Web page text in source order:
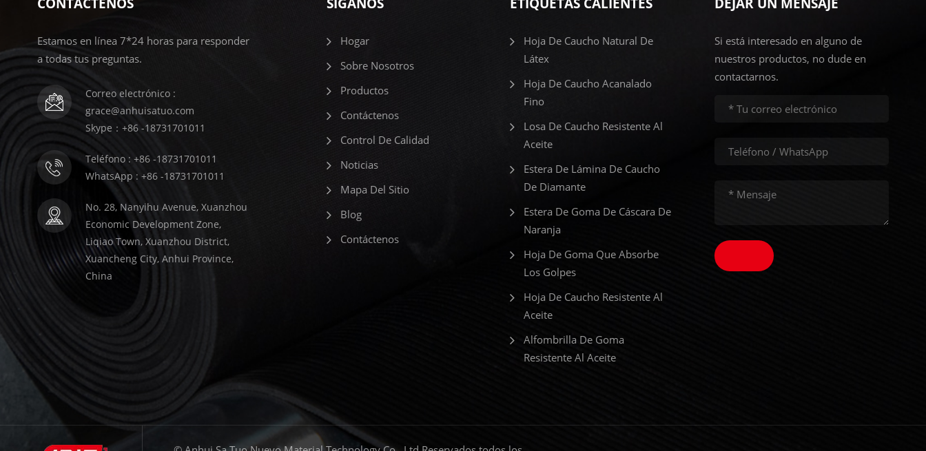
Estamos en línea 7*24 horas para responder
a todas tus preguntas.
Correo electrónico :
grace@anhuisatuo.com
Skype：+86 -18731701011
Teléfono : +86 -18731701011
WhatsApp : +86 -18731701011
No. 28, Nanyihu Avenue, Xuanzhou
Economic Development Zone,
Liqiao Town, Xuanzhou District,
Xuancheng City, Anhui Province,
China
Hogar
Sobre Nosotros
Productos
Contáctenos
Control De Calidad
Noticias
Mapa Del Sitio
Blog
Contáctenos
Hoja De Caucho Natural De
Látex
Hoja De Caucho Acanalado
Fino
Losa De Caucho Resistente Al
Aceite
Estera De Lámina De Caucho
De Diamante
Estera De Goma De Cáscara De
Naranja
Hoja De Goma Que Absorbe
Los Golpes
Hoja De Caucho Resistente Al
Aceite
Alfombrilla De Goma
Resistente Al Aceite
Si está interesado en alguno de
nuestros productos, no dude en
contactarnos.